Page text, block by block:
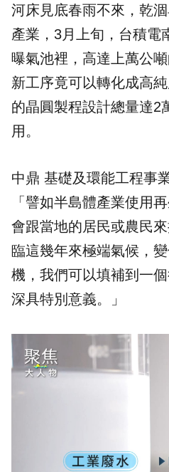
河床見底春雨不來，乾
產業，3月上旬，台積電
曝氣池裡，高達上萬公
新工序竟可以轉化成高
的晶圓製程設計總量達2
用。
中鼎 基礎及環能工程事
「譬如半島體產業使用
會跟當地的居民或農民
臨這幾年來極端氣候，
機，我們可以填補到一
深具特別意義。」